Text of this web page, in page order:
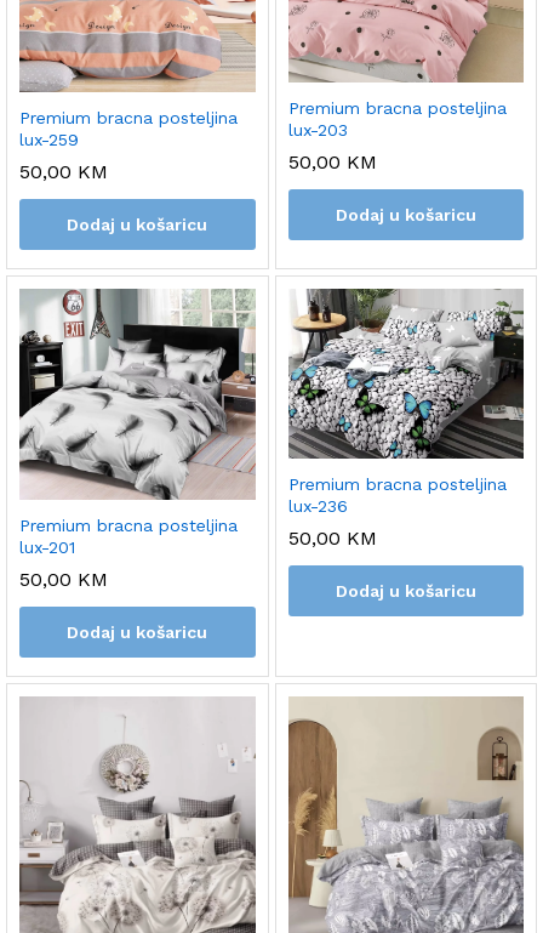
Premium bracna posteljina
lux-259
50,00 KM
Dodaj u košaricu
Premium bracna posteljina
lux-203
50,00 KM
Dodaj u košaricu
Premium bracna posteljina
lux-201
50,00 KM
Dodaj u košaricu
Premium bracna posteljina
lux-236
50,00 KM
Dodaj u košaricu